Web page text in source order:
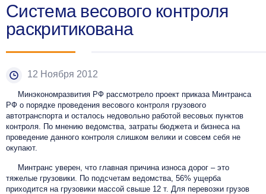
Система весового контроля
раскритикована
12 Ноября 2012
Минэкономразвития РФ рассмотрело проект приказа Минтранса
РФ о порядке проведения весового контроля грузового
автотранспорта и осталось недовольно работой весовых пунктов
контроля. По мнению ведомства, затраты бюджета и бизнеса на
проведение данного контроля слишком велики и совсем себя не
окупают.
Минтранс уверен, что главная причина износа дорог – это
тяжелые грузовики. По подсчетам ведомства, 56% ущерба
приходится на грузовики массой свыше 12 т. Для перевозки грузов